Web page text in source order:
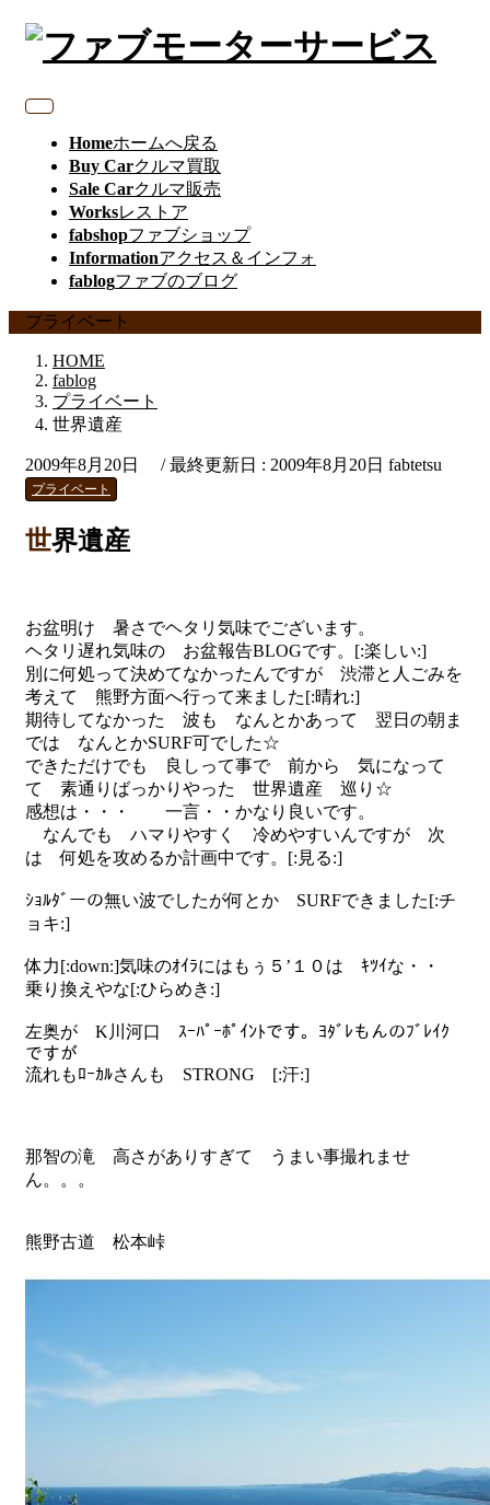
Homeホームへ戻る
Buy Carクルマ買取
Sale Carクルマ販売
Worksレストア
fabshopファブショップ
Informationアクセス＆インフォ
fablogファブのブログ
プライベート
HOME
fablog
プライベート
世界遺産
2009年8月20日 / 最終更新日 : 2009年8月20日 fabtetsu
プライベート
世界遺産
お盆明け 暑さでヘタリ気味でございます。
ヘタリ遅れ気味の お盆報告BLOGです。[:楽しい:]
別に何処って決めてなかったんですが 渋滞と人ごみを
考えて 熊野方面へ行って来ました[:晴れ:]
期待してなかった 波も なんとかあって 翌日の朝ま
では なんとかSURF可でした☆
できただけでも 良しって事で 前から 気になって
て 素通りばっかりやった 世界遺産 巡り☆
感想は・・・ 一言・・かなり良いです。
なんでも ハマりやすく 冷めやすいんですが 次
は 何処を攻めるか計画中です。[:見る:]
ｼｮﾙﾀﾞーの無い波でしたが何とか SURFできました[:チ
ョキ:]
体力[:down:]気味のｵｲﾗにはもぅ５’１０は ｷﾂｲな・・
乗り換えやな[:ひらめき:]
左奥が K川河口 ｽｰﾊﾟｰﾎﾟｲﾝﾄです。ﾖﾀﾞﾚもんのﾌﾞﾚｲｸ
ですが
流れもﾛｰｶﾙさんも STRONG [:汗:]
那智の滝 高さがありすぎて うまい事撮れませ
ん。。。
熊野古道 松本峠